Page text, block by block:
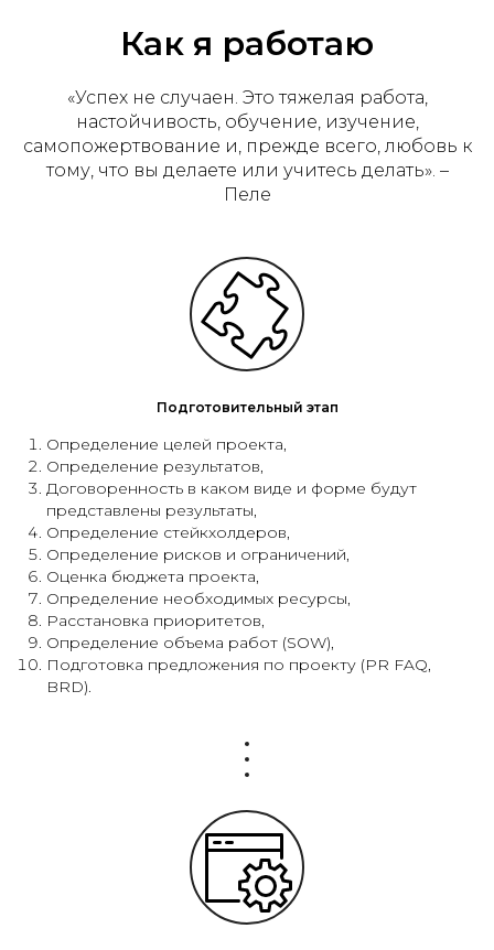
Как я работаю
«Успех не случаен. Это тяжелая работа,
настойчивость, обучение, изучение,
самопожертвование и, прежде всего, любовь к
тому, что вы делаете или учитесь делать». –
Пеле
Подготовительный этап
Определение целей проекта,
Определение результатов,
Договоренность в каком виде и форме будут
представлены результаты,
Определение стейкхолдеров,
Определение рисков и ограничений,
Оценка бюджета проекта,
Определение необходимых ресурсы,
Расстановка приоритетов,
Определение объема работ (SOW),
Подготовка предложения по проекту (PR FAQ,
BRD).